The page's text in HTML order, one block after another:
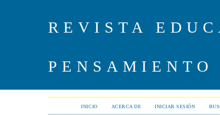
REVISTA
PENSAMIENTO
INICIO ACERCA DE INICIAR SESIÓN